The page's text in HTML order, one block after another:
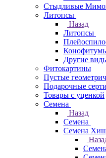
Стыдливые
Литопсы
Назад
Литопсы
Другие
Фитокартины
Пустые
Подарочные
Товары с уценкой
Семена
Назад
Семена
Семена